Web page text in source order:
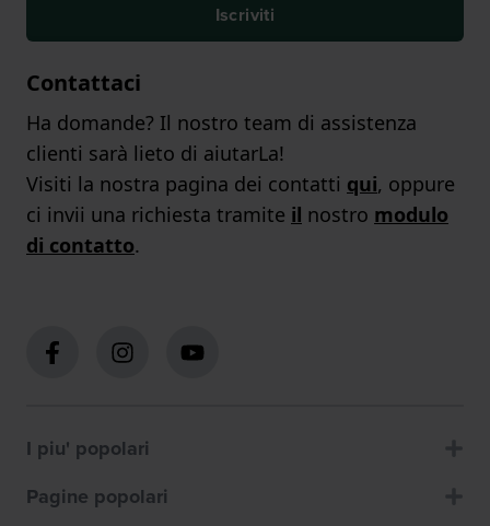
Iscriviti
Contattaci
Ha domande? Il nostro team di assistenza
clienti sarà lieto di aiutarLa!
Visiti la nostra pagina dei contatti qui, oppure
ci invii una richiesta tramite il nostro modulo
di contatto.
I piu' popolari
Pagine popolari